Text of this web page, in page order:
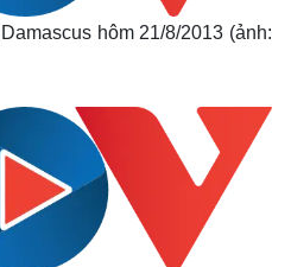
hôm 21/8/2013 (ảnh: